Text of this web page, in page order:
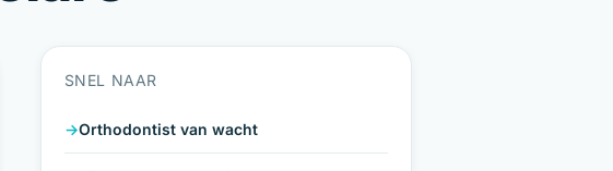
SNEL NAAR
Orthodontist van wacht